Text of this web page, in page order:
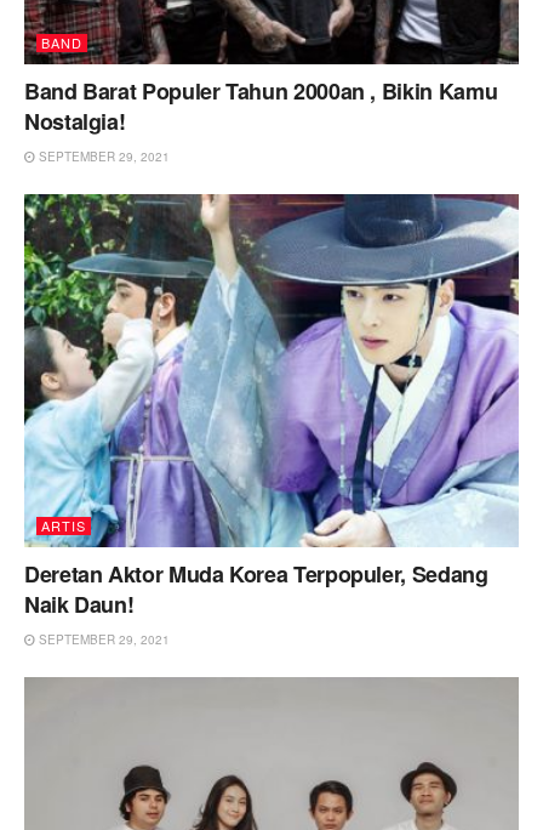
BAND
Band Barat Populer Tahun 2000an , Bikin Kamu
Nostalgia!
SEPTEMBER 29, 2021
ARTIS
Deretan Aktor Muda Korea Terpopuler, Sedang
Naik Daun!
SEPTEMBER 29, 2021